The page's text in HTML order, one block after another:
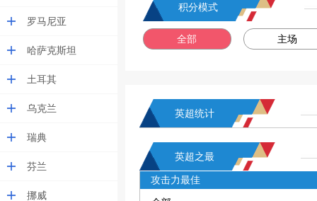
罗马尼亚
哈萨克斯坦
土耳其
乌克兰
瑞典
芬兰
挪威
积分模式
全部 主场
英超统计
英超之最
攻击力最佳